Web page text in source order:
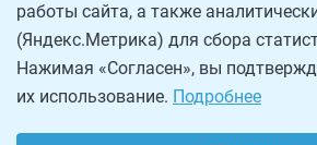
работы сайта, а также
(Яндекс.Метрика) для сбора
Нажимая «Согласен», вы
их использование. Подробнее